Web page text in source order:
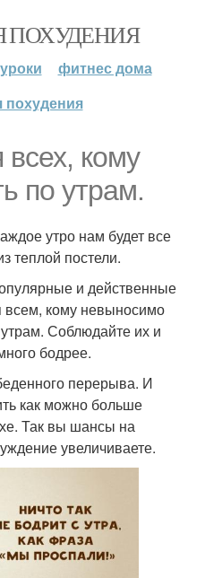
ПОХУДЕНИЯ
уроки
фитнес дома
похудения
всех, кому
по утрам.
утро нам будет все
теплой постели.
и действенные
всем, кому невыносимо
Соблюдайте их и
бодрее.
перерыва. И
как можно больше
Так вы шансы на
увеличиваете.